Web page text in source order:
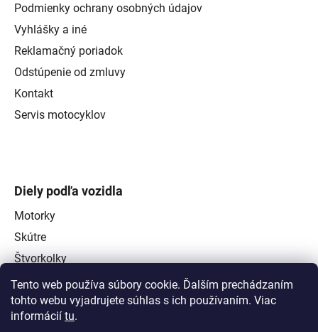
Tento web používa súbory cookie. Ďalším prechádzaním
tohto webu vyjadrujete súhlas s ich používaním. Viac
informácií tu.
Podmienky ochrany osobných údajov
Vyhlášky a iné
Reklamačný poriadok
Odstúpenie od zmluvy
Kontakt
Servis motocyklov
Diely podľa vozidla
Motorky
Skútre
Štvorkolky